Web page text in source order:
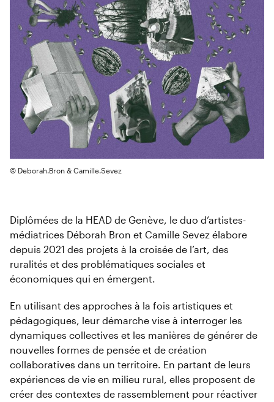
© Deborah.Bron & Camille.Sevez
Diplômées de la HEAD de Genève, le duo d’artistes-
médiatrices Déborah Bron et Camille Sevez élabore
depuis 2021 des projets à la croisée de l’art, des
ruralités et des problématiques sociales et
économiques qui en émergent.
En utilisant des approches à la fois artistiques et
pédagogiques, leur démarche vise à interroger les
dynamiques collectives et les manières de générer de
nouvelles formes de pensée et de création
collaboratives dans un territoire. En partant de leurs
expériences de vie en milieu rural, elles proposent de
créer des contextes de rassemblement pour réactiver